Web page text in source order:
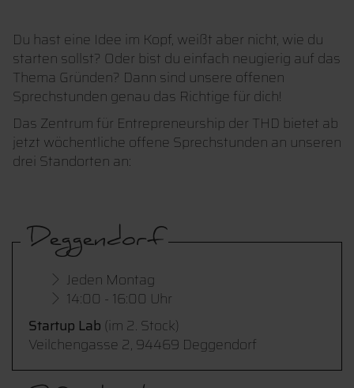
Du hast eine Idee im Kopf, weißt aber nicht, wie du
starten sollst? Oder bist du einfach neugierig auf das
Thema Gründen? Dann sind unsere offenen
Sprechstunden genau das Richtige für dich!
Das Zentrum für Entrepreneurship der THD bietet ab
jetzt wöchentliche offene Sprechstunden an unseren
drei Standorten an:
Deggendorf
Jeden Montag
14:00 - 16:00 Uhr
Startup Lab (im 2. Stock)
Veilchengasse 2, 94469 Deggendorf